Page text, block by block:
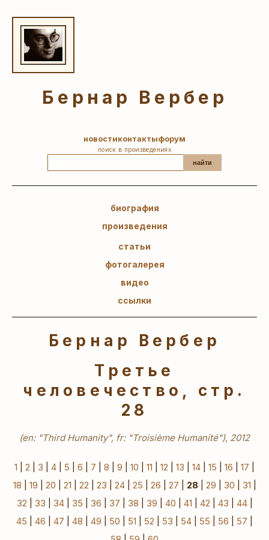
Бернар Вербер
новостиконтактыфорум
поиск в произведениях
найти
биография
произведения
статьи
фотогалерея
видео
ссылки
Бернар Вербер
Третье
человечество, стр.
28
(en: "Third Humanity", fr: "Troisième Humanité"), 2012
1 2 3 4 5 6 7 8 9 10 11 12 13 14 15 16 17
18
19 20 21 22 23 24| 25 26 27 28| 29 30 31
32
33 34| 35 36 37 38 39 40 41 42 43 44|
45
46 47 48 49 50 51 52 53 54 55 56 57